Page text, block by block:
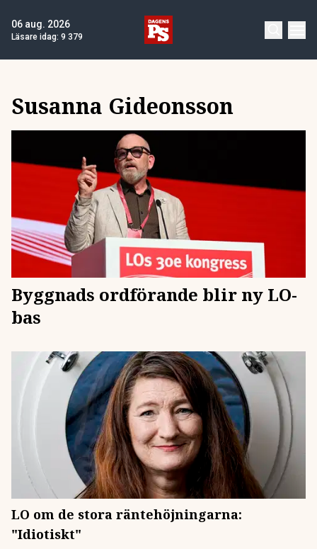
06 aug. 2026
Läsare idag: 9 379
Susanna Gideonsson
Byggnads ordförande blir ny LO-
bas
LO om de stora räntehöjningarna:
"Idiotiskt"